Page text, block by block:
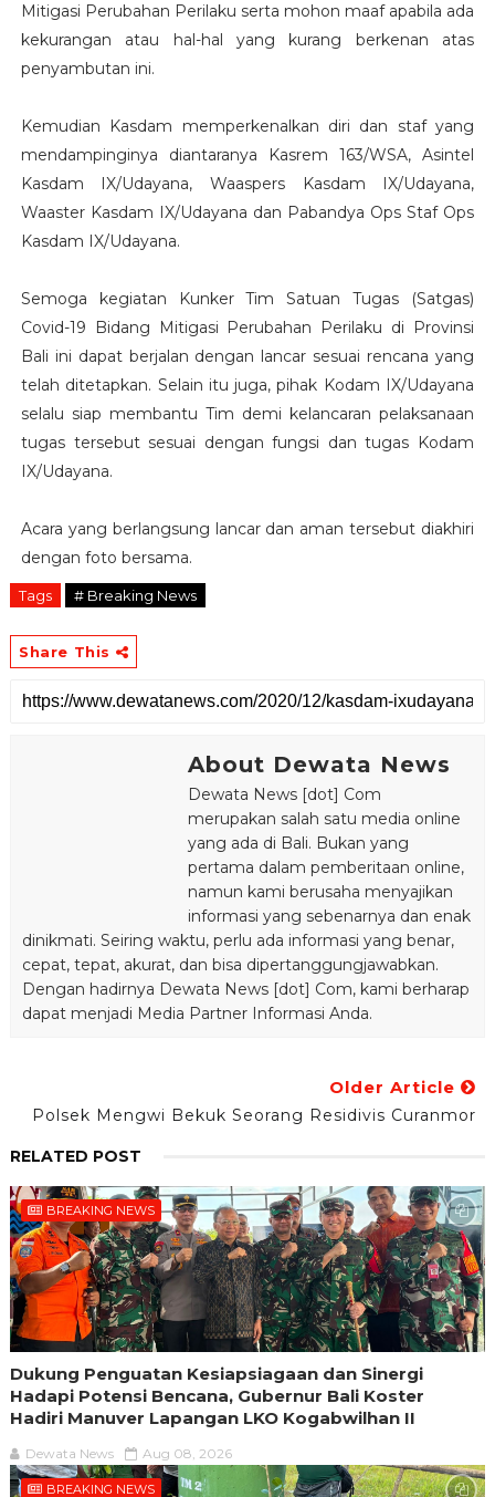
Mitigasi Perubahan Perilaku serta mohon maaf apabila ada
kekurangan atau hal-hal yang kurang berkenan atas
penyambutan ini.
Kemudian Kasdam memperkenalkan diri dan staf yang
mendampinginya diantaranya Kasrem 163/WSA, Asintel
Kasdam IX/Udayana, Waaspers Kasdam IX/Udayana,
Waaster Kasdam IX/Udayana dan Pabandya Ops Staf Ops
Kasdam IX/Udayana.
Semoga kegiatan Kunker Tim Satuan Tugas (Satgas)
Covid-19 Bidang Mitigasi Perubahan Perilaku di Provinsi
Bali ini dapat berjalan dengan lancar sesuai rencana yang
telah ditetapkan. Selain itu juga, pihak Kodam IX/Udayana
selalu siap membantu Tim demi kelancaran pelaksanaan
tugas tersebut sesuai dengan fungsi dan tugas Kodam
IX/Udayana.
Acara yang berlangsung lancar dan aman tersebut diakhiri
dengan foto bersama.
Tags # Breaking News
Share This
About Dewata News
Dewata News [dot] Com
merupakan salah satu media online
yang ada di Bali. Bukan yang
pertama dalam pemberitaan online,
namun kami berusaha menyajikan
informasi yang sebenarnya dan enak
dinikmati. Seiring waktu, perlu ada informasi yang benar,
cepat, tepat, akurat, dan bisa dipertanggungjawabkan.
Dengan hadirnya Dewata News [dot] Com, kami berharap
dapat menjadi Media Partner Informasi Anda.
Older Article
Polsek Mengwi Bekuk Seorang Residivis Curanmor
RELATED POST
BREAKING NEWS
Dukung Penguatan Kesiapsiagaan dan Sinergi
Hadapi Potensi Bencana, Gubernur Bali Koster
Hadiri Manuver Lapangan LKO Kogabwilhan II
Dewata News Aug 08, 2026
BREAKING NEWS